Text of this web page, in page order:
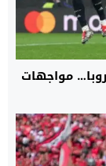
مواجهات